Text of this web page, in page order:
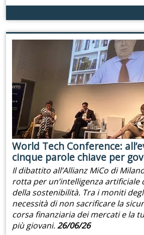
World Tech Conference:
cinque parole chiave per
Il dibattito all’Allianz MiCo di
rotta per un’intelligenza artificiale
della sostenibilità. Tra i moniti
necessità di non sacrificare la
corsa finanziaria dei mercati e la
più giovani.26/06/26